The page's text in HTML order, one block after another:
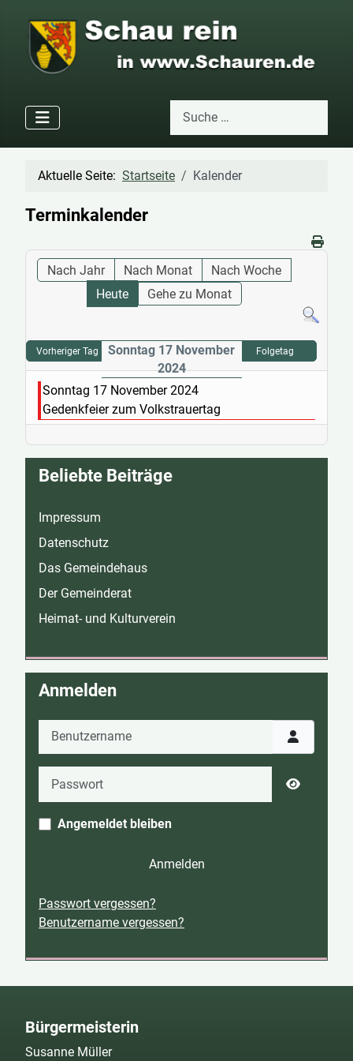
Suchen
Aktuelle Seite: Startseite Kalender
Terminkalender
Nach Jahr Nach Monat
Nach Woche
Heute
Gehe zu Monat
Vorheriger Tag
Sonntag 17 November
2024
Folgetag
Sonntag 17 November 2024
Gedenkfeier zum Volkstrauertag
Beliebte Beiträge
Impressum
Datenschutz
Das Gemeindehaus
Der Gemeinderat
Heimat- und Kulturverein
Anmelden
Benutzername
Angemeldet bleiben
Anmelden
Passwort vergessen?
Benutzername vergessen?
Bürgermeisterin
Susanne Müller